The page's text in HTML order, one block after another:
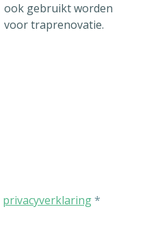
ook gebruikt worden
voor traprenovatie.
privacyverklaring*